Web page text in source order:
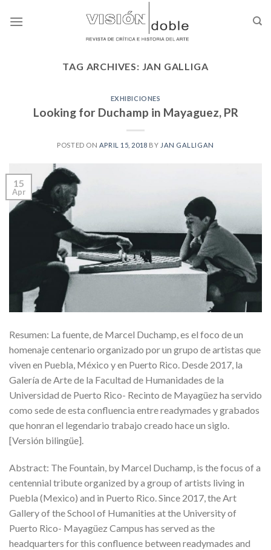
TAG ARCHIVES: JAN GALLIGA
EXHIBICIONES
Looking for Duchamp in Mayaguez, PR
POSTED ON APRIL 15, 2018 BY JAN GALLIGAN
15
Apr
Resumen: La fuente, de Marcel Duchamp, es el foco de un
homenaje centenario organizado por un grupo de artistas que
viven en Puebla, México y en Puerto Rico. Desde 2017, la
Galería de Arte de la Facultad de Humanidades de la
Universidad de Puerto Rico- Recinto de Mayagüez ha servido
como sede de esta confluencia entre readymades y grabados
que honran el legendario trabajo creado hace un siglo.
[Versión bilingüe].
Abstract: The Fountain, by Marcel Duchamp, is the focus of a
centennial tribute organized by a group of artists living in
Puebla (Mexico) and in Puerto Rico. Since 2017, the Art
Gallery of the School of Humanities at the University of
Puerto Rico- Mayagüez Campus has served as the
headquarters for this confluence between readymades and